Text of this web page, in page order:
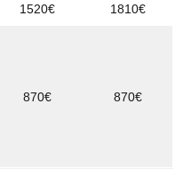
1520€ 1810€
870€ 870€